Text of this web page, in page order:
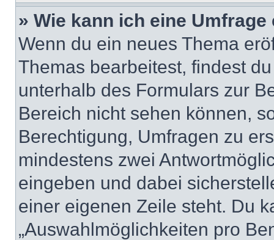
» Wie kann ich eine
Wenn du ein neues Thema
Themas bearbeitest, findest
unterhalb des Formulars zur
Bereich nicht sehen können,
Berechtigung, Umfragen zu
mindestens zwei
eingeben und dabei
einer eigenen Zeile steht. Du
„Auswahlmöglichkeiten pro